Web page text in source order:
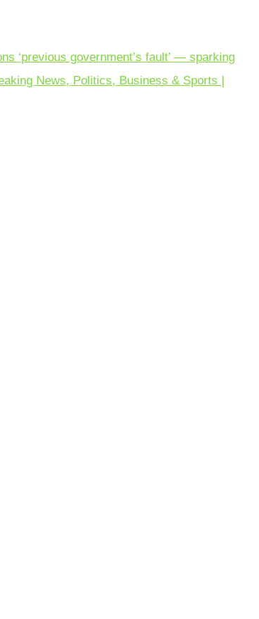
‘previous government’s fault’ — sparking
News, Politics, Business & Sports |